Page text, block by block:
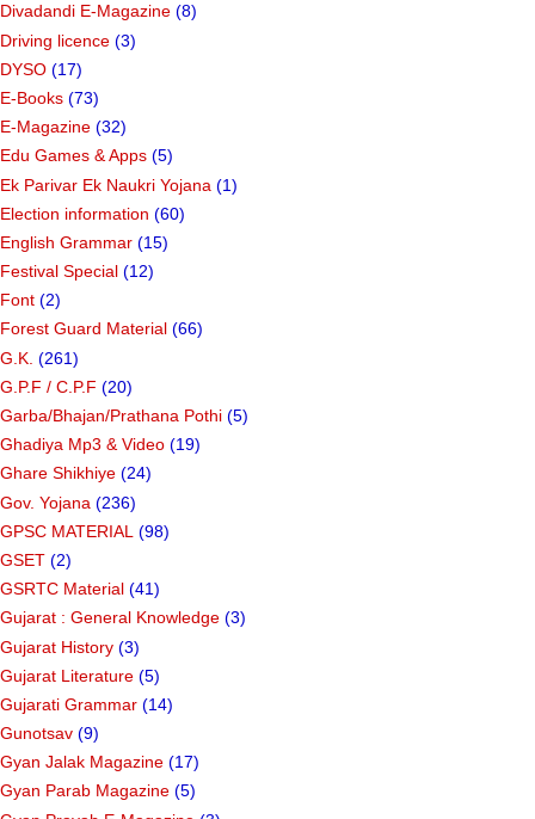
Divadandi E-Magazine (8)
Driving licence (3)
DYSO (17)
E-Books (73)
E-Magazine (32)
Edu Games & Apps (5)
Ek Parivar Ek Naukri Yojana (1)
Election information (60)
English Grammar (15)
Festival Special (12)
Font (2)
Forest Guard Material (66)
G.K. (261)
G.P.F / C.P.F (20)
Garba/Bhajan/Prathana Pothi (5)
Ghadiya Mp3 & Video (19)
Ghare Shikhiye (24)
Gov. Yojana (236)
GPSC MATERIAL (98)
GSET (2)
GSRTC Material (41)
Gujarat : General Knowledge (3)
Gujarat History (3)
Gujarat Literature (5)
Gujarati Grammar (14)
Gunotsav (9)
Gyan Jalak Magazine (17)
Gyan Parab Magazine (5)